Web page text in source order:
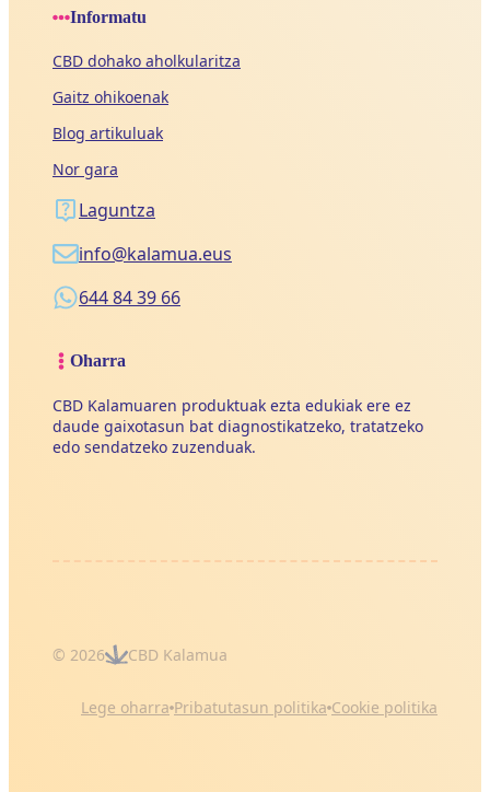
Informatu
CBD dohako aholkularitza
Gaitz ohikoenak
Blog artikuluak
Nor gara
Laguntza
info@kalamua.eus
644 84 39 66
Oharra
CBD Kalamuaren produktuak ezta edukiak ere ez
daude gaixotasun bat diagnostikatzeko, tratatzeko
edo sendatzeko zuzenduak.
© 2026 CBD Kalamua
Lege oharra Pribatutasun politika Cookie politika